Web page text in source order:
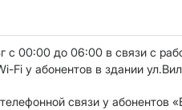
до 06:00 в связи с
Fi у абонентов в здании
связи у абонентов